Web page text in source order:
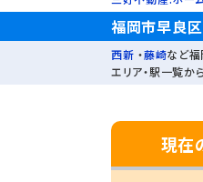
福岡市早良区
西新 ・藤崎など
エリア・駅一覧か
現在